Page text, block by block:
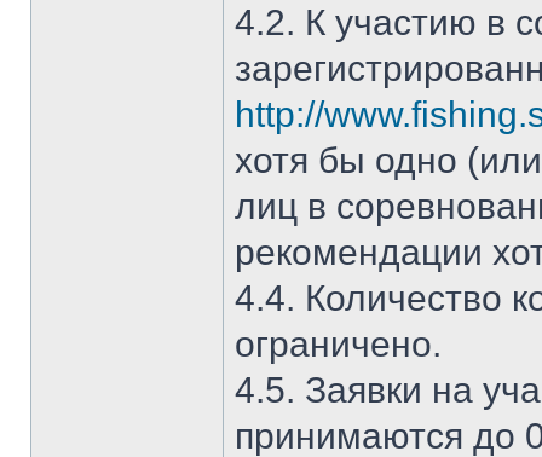
4.2. К участию в
http://
хотя бы одно
лиц в
рекомендации
4.4. Количество
ограничено.
4.5. Заявки на
принимаются до